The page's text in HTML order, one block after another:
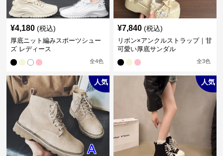
¥4,180 (税込)
厚底ニット編みスポーツシュー
ズ レディース
全4色
¥7,840 (税込)
リボン×アンクルストラップ｜甘
可愛い厚底サンダル
全3色
人気 人気